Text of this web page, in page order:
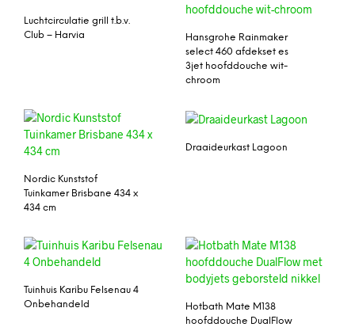
Luchtcirculatie grill t.b.v.
Club – Harvia
Hansgrohe Rainmaker
select 460 afdekset es
3jet hoofddouche wit-
chroom
Nordic Kunststof
Tuinkamer Brisbane 434 x
434 cm
Draaideurkast Lagoon
Tuinhuis Karibu Felsenau 4
Onbehandeld
Hotbath Mate M138
hoofddouche DualFlow